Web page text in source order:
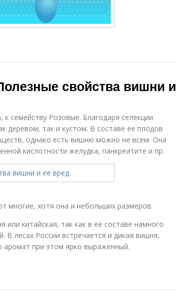
свойства вишни и
семейству Розовые. Благодаря селекции
деревом, так и кустом. В составе ее плодов
однако есть вишню можно не всем. Она
кислотности желудка, панкреатите и пр.
многие, хотя она и небольших размеров.
китайская, так как в ее составе намного
лесах России встречается и дикая вишня,
аромат при этом ярко выраженный.